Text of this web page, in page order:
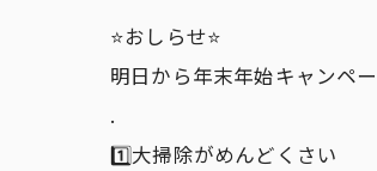
⭐️おしらせ⭐️
明日から年末年始キャンペ
.
1️⃣大掃除がめんどくさい